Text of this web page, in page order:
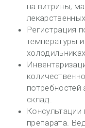
на витрины,
Регистрация
температуры
потребностей
склад.
Консультации
препарата.